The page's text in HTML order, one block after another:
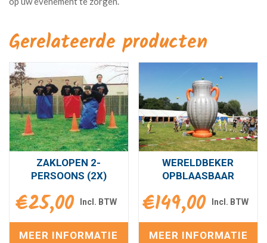
Gerelateerde producten
ZAKLOPEN 2-
PERSOONS (2X)
€25,00
MEER INFORMATIE
WERELDBEKER
OPBLAASBAAR
€149,00
MEER INFORMATIE